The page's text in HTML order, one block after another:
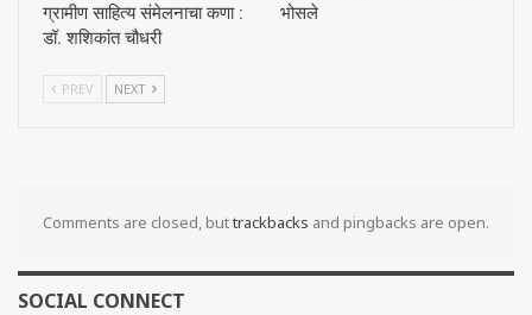
ग्रामीण साहित्य संमेलनाचा कणा :
डॉ. शशिकांत चौधरी
भोसले
PREV NEXT
Comments are closed, buttrackbacks and pingbacks are open.
SOCIAL CONNECT